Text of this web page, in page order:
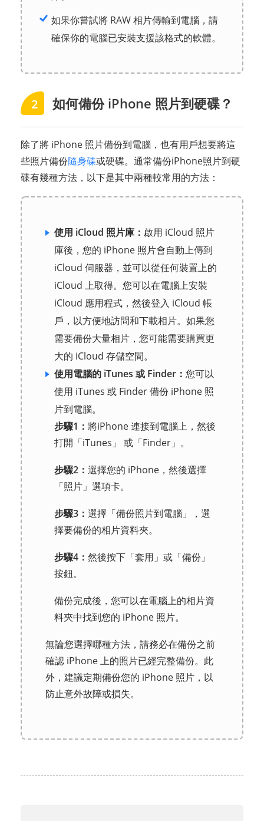
如果你嘗試將 RAW 相片傳輸到電腦，請
確保你的電腦已安裝支援該格式的軟體。
2 如何備份 iPhone 照片到硬碟？
除了將 iPhone 照片備份到電腦，也有用戶想要將這
些照片備份隨身碟或硬碟。通常備份iPhone照片到硬
碟有幾種方法，以下是其中兩種較常用的方法：
使用 iCloud 照片庫： 啟用 iCloud 照片
庫後，您的 iPhone 照片會自動上傳到
iCloud 伺服器，並可以從任何裝置上的
iCloud 上取得。您可以在電腦上安裝
iCloud 應用程式，然後登入 iCloud 帳
戶，以方便地訪問和下載相片。如果您
需要備份大量相片，您可能需要購買更
大的 iCloud 存儲空間。
使用電腦的 iTunes 或 Finder： 您可以
使用 iTunes 或 Finder 備份 iPhone 照
片到電腦。
步驟1： 將iPhone 連接到電腦上，然後
打開「iTunes」 或「Finder」。
步驟2： 選擇您的 iPhone，然後選擇
「照片」選項卡。
步驟3： 選擇「備份照片到電腦」，選
擇要備份的相片資料夾。
步驟4： 然後按下「套用」或「備份」
按鈕。
備份完成後，您可以在電腦上的相片資
料夾中找到您的 iPhone 照片。
無論您選擇哪種方法，請務必在備份之前
確認 iPhone 上的照片已經完整備份。此
外，建議定期備份您的 iPhone 照片，以
防止意外故障或損失。